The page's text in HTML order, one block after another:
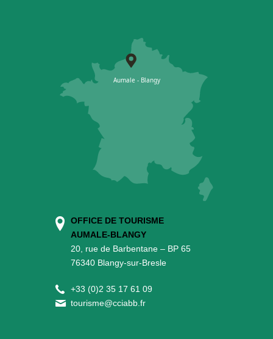
OFFICE DE TOURISME
AUMALE-BLANGY
20, rue de Barbentane – BP 65
76340 Blangy-sur-Bresle
+33 (0)2 35 17 61 09
tourisme@cciabb.fr